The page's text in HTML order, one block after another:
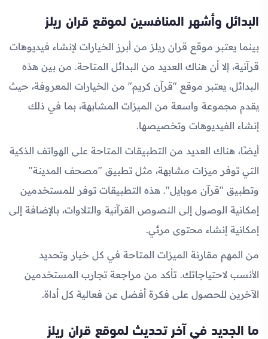
البدائل وأشهر المنافسين لموقع قران ريلز
بينما يعتبر موقع قران ريلز من أبرز الخيارات لإنشاء فيديوهات
قرآنية، إلا أن هناك العديد من البدائل المتاحة. من بين هذه
البدائل، يعتبر موقع "قرآن كريم" من الخيارات المعروفة، حيث
يقدم مجموعة واسعة من الميزات المشابهة، بما في ذلك
إنشاء الفيديوهات وتخصيصها.
أيضًا، هناك العديد من التطبيقات المتاحة على الهواتف الذكية
التي توفر ميزات مشابهة، مثل تطبيق "مصحف المدينة"
وتطبيق "قرآن موبايل". هذه التطبيقات توفر للمستخدمين
إمكانية الوصول إلى النصوص القرآنية والتلاوات، بالإضافة إلى
إمكانية إنشاء محتوى مرئي.
من المهم مقارنة الميزات المتاحة في كل خيار وتحديد
الأنسب لاحتياجاتك. تأكد من مراجعة تجارب المستخدمين
الآخرين للحصول على فكرة أفضل عن فعالية كل أداة.
ما الجديد في آخر تحديث لموقع قران ريلز